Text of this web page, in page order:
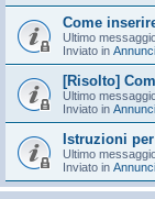
Come
Ultimo
Inviato in Annunci
[Risolto]
Ultimo
Inviato in Annunci
Istruzioni
Ultimo
Inviato in Annunci